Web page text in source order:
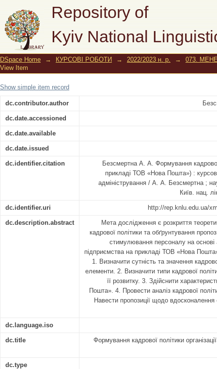
Repository of
Kyiv National
Формування кадрової політики
DSpace Home → КУРСОВІ РОБОТИ → 2022/2023 н. р. →
073.
View Item
Show simple item record
dc.contributor.author
dc.date.accessioned
dc.date.available
dc.date.issued
dc.identifier.citation
Безсмертна А. А. Формування кадрової
прикладі ТОВ «Нова Пошта») :
адміністрування / А. А. Безсмертна ;
Київ. нац.
dc.identifier.uri http://rep.knlu.edu.ua/
dc.description.abstract
Мета дослідження є розкриття
кадрової політики та обґрунтування
стимулювання персоналу на основі
підприємства на прикладі ТОВ «Нова
1. Визначити сутність та значення
елементи. 2. Визначити типи кадрової
її розвитку. 3. Здійснити
Пошта». 4. Провести аналіз кадрової
Навести пропозиції щодо
dc.language.iso
dc.title Формування кадрової політики
dc.type